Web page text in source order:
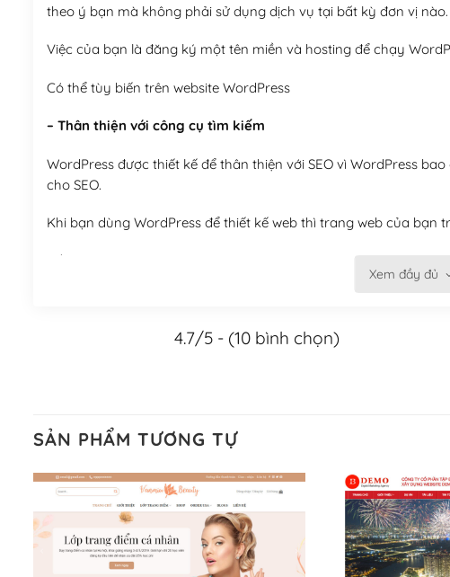
theo ý bạn mà không phải sử dụng dịch vụ tại bất kỳ đơn vị nào.
Việc của bạn là đăng ký một tên miền và hosting để chạy
Có thể tùy biến trên website WordPress
– Thân thiện với công cụ tìm kiếm
WordPress được thiết kế để thân thiện với SEO vì WordPress
cho SEO.
Khi bạn dùng WordPress để thiết kế web thì trang web của
Tối ưu hóa công cụ tìm kiếm
Khi bạn sử dụng WordPress, thì vấn đề giao diện của bạn trở
– Sở hữu một cộng đồng lớn, sẵn sàng hỗ trợ
WordPress là nơi lưu trữ cho một diễn đàn cộng đồng khổng lồ
cuồng tín WordPress.
Xem đầy đủ
4.7/5 - (10 bình chọn)
SẢN PHẨM TƯƠNG TỰ